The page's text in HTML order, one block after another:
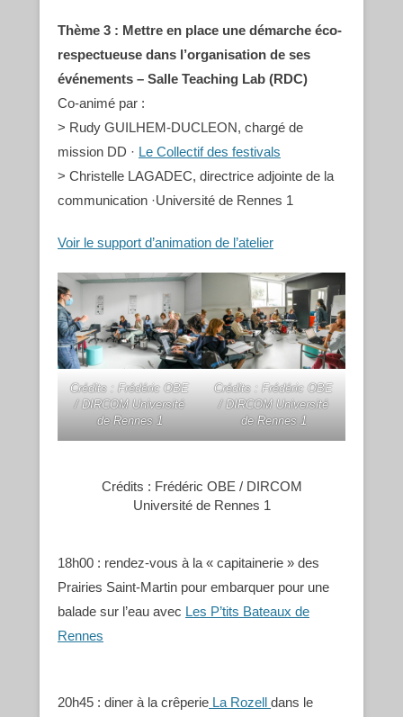
Thème 3 : Mettre en place une démarche éco-
respectueuse dans l’organisation de ses
événements – Salle Teaching Lab (RDC)
Co-animé par :
> Rudy GUILHEM-DUCLEON, chargé de
mission DD · Le Collectif des festivals
> Christelle LAGADEC, directrice adjointe de la
communication ·Université de Rennes 1
Voir le support d’animation de l’atelier
Crédits : Frédéric OBE
/ DIRCOM Université
de Rennes 1
Crédits : Frédéric OBE
/ DIRCOM Université
de Rennes 1
Crédits : Frédéric OBE / DIRCOM
Université de Rennes 1
18h00 : rendez-vous à la « capitainerie » des
Prairies Saint-Martin pour embarquer pour une
balade sur l’eau avec Les P’tits Bateaux de
Rennes
20h45 : diner à la crêperie La Rozell dans le